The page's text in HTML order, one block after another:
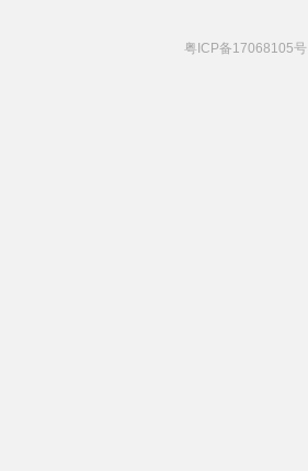
粤ICP备17068105号